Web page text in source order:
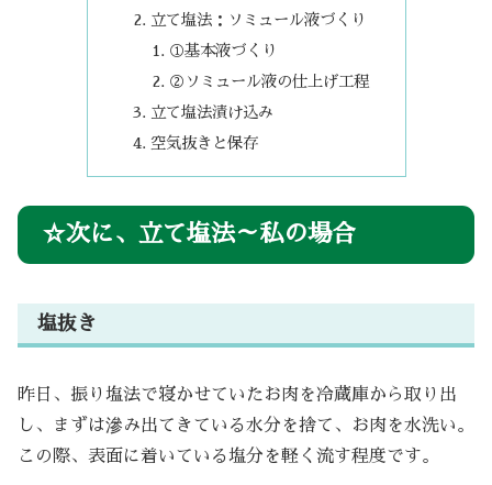
立て塩法：ソミュール液づくり
①基本液づくり
②ソミュール液の仕上げ工程
立て塩法漬け込み
空気抜きと保存
☆次に、立て塩法～私の場合
塩抜き
昨日、振り塩法で寝かせていたお肉を冷蔵庫から取り出
し、まずは滲み出てきている水分を捨て、お肉を水洗い。
この際、表面に着いている塩分を軽く流す程度です。